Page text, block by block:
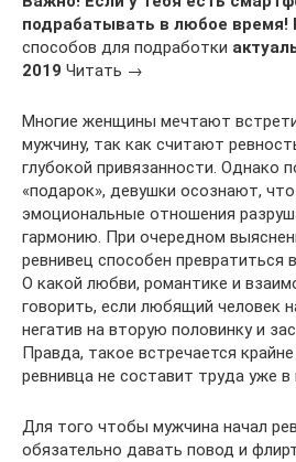
подрабатывать в любое время!
способов для подработки
2019 Читать →
Многие женщины мечтают
мужчину, так как считают
глубокой привязанности. Однако
«подарок», девушки осознают,
эмоциональные отношения
гармонию. При очередном
ревнивец способен превратиться
О какой любви, романтике и
говорить, если любящий человек
негатив на вторую половинку и
Правда, такое встречается
ревнивца не составит труда уже
Для того чтобы мужчина начал
обязательно давать повод и